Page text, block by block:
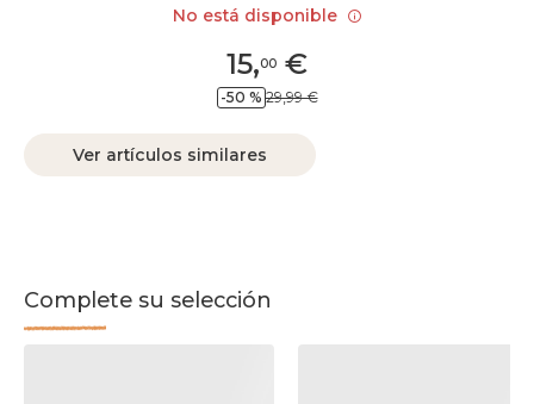
15,00 €
-50 % 29,99 €
Ver artículos similares
Complete su selección